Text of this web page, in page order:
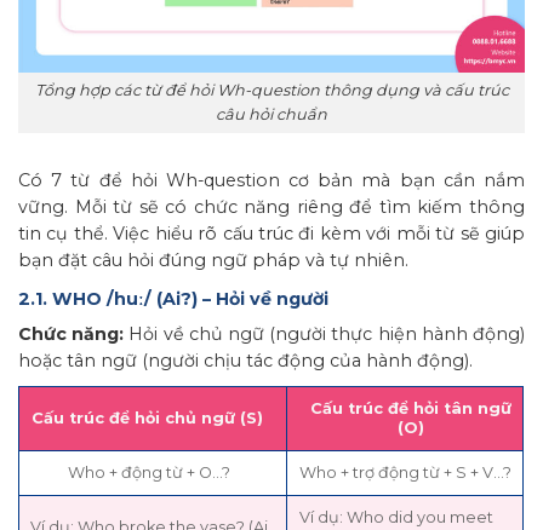
Tổng hợp các từ để hỏi Wh-question thông dụng và cấu trúc
câu hỏi chuẩn
Có 7 từ để hỏi Wh-question cơ bản mà bạn cần nắm
vững. Mỗi từ sẽ có chức năng riêng để tìm kiếm thông
tin cụ thể. Việc hiểu rõ cấu trúc đi kèm với mỗi từ sẽ giúp
bạn đặt câu hỏi đúng ngữ pháp và tự nhiên.
2.1. WHO /huː/ (Ai?) – Hỏi về người
Chức năng: Hỏi về chủ ngữ (người thực hiện hành động)
hoặc tân ngữ (người chịu tác động của hành động).
Cấu trúc để hỏi chủ ngữ (S)
Cấu trúc để hỏi tân ngữ
(O)
Who + động từ + O…? Who + trợ động từ + S + V…?
Ví dụ: Who did you meet